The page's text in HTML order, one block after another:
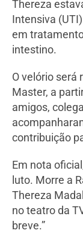
Thereza
Intensiva
em
intestino.
O velório será
Master, a
amigos,
contribuição
Em nota
luto. Morre a
Thereza
no teatro da
breve.”